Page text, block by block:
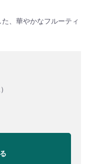
、華やかなフルーティ